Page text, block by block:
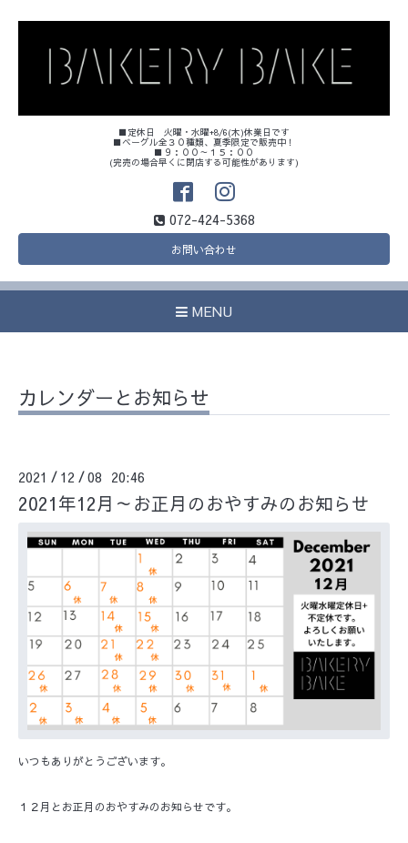
■定休日 火曜・水曜+8/6(木)休業日です
■ベーグル全３０種類、夏季限定で販売中！
■９：００～１５：００
(完売の場合早くに閉店する可能性があります)
072-424-5368
お問い合わせ
MENU
カレンダーとお知らせ
2021 / 12 /08 20:46
2021年12月～お正月のおやすみのお知らせ
いつもありがとうございます。
１２月とお正月のおやすみのお知らせです。